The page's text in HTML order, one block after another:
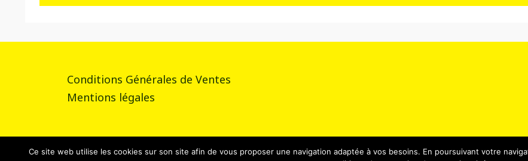
Conditions Générales de Ventes
Mentions légales
Ce site web utilise les cookies sur son site afin de vous proposer une navigation adaptée à vos besoins. En poursuivant votre